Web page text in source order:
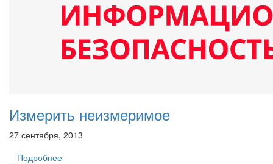
Измерить неизмеримое
27 сентября, 2013
Подробнее